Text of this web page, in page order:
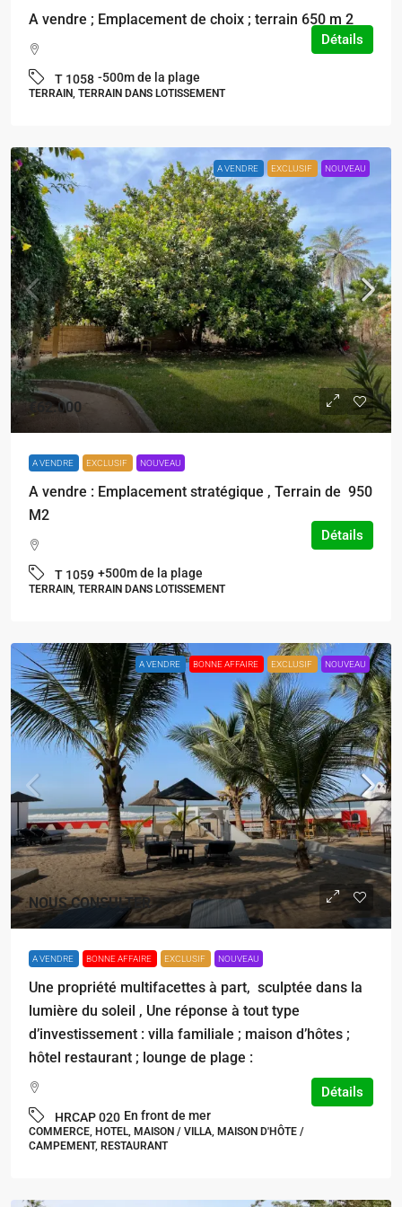
A vendre ; Emplacement de choix ; terrain 650 m 2
T 1058 -500m de la plage
TERRAIN, TERRAIN DANS LOTISSEMENT
Détails
A VENDRE EXCLUSIF NOUVEAU
€62.000
A VENDRE EXCLUSIF NOUVEAU
A vendre : Emplacement stratégique , Terrain de 950
M2
T 1059 +500m de la plage
TERRAIN, TERRAIN DANS LOTISSEMENT
Détails
A VENDRE BONNE AFFAIRE EXCLUSIF NOUVEAU
NOUS CONSULTER
A VENDRE BONNE AFFAIRE EXCLUSIF NOUVEAU
Une propriété multifacettes à part, sculptée dans la
lumière du soleil , Une réponse à tout type
d’investissement : villa familiale ; maison d’hôtes ;
hôtel restaurant ; lounge de plage :
HRCAP 020 En front de mer
COMMERCE, HOTEL, MAISON / VILLA, MAISON D'HÔTE /
CAMPEMENT, RESTAURANT
Détails